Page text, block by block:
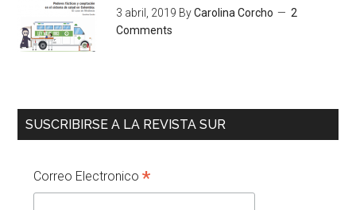
3 abril, 2019 ByCarolina Corcho
2
Comments
SUSCRIBIRSE A LA REVISTA SUR
Correo Electronico*